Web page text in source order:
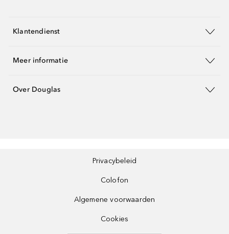
Klantendienst
Meer informatie
Over Douglas
Privacybeleid
Colofon
Algemene voorwaarden
Cookies